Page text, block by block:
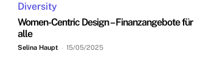
Diversity
Women-Centric Design – Finanzangebote für
alle
Selina Haupt - 15/05/2025